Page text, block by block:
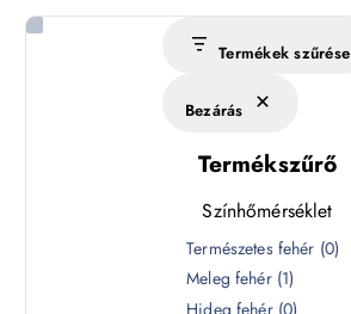
Termékek szűrése
Bezárás
Termékszűrő
Színhőmérséklet
Természetes fehér (0)
Meleg fehér (1)
Hideg fehér (0)